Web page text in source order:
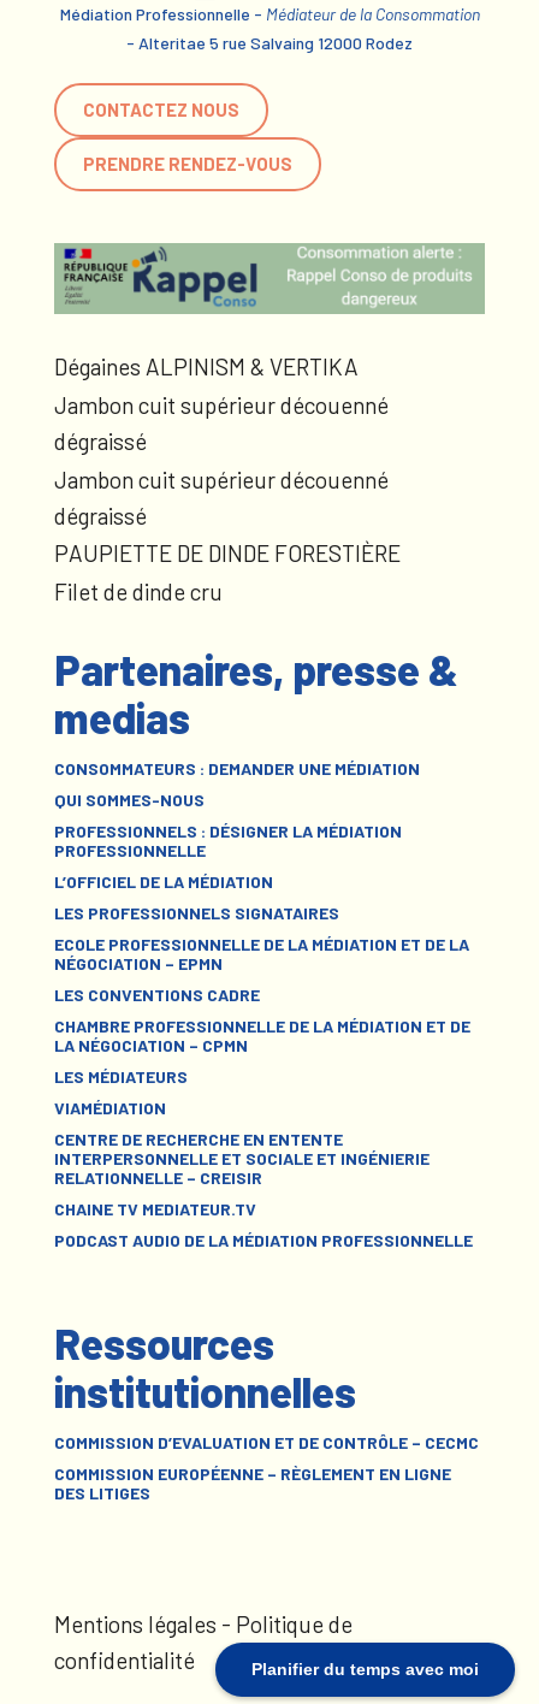
Planifier du temps avec moi
Médiation Professionnelle - Médiateur de la Consommation
- Alteritae 5 rue Salvaing 12000 Rodez
CONTACTEZ NOUS
PRENDRE RENDEZ-VOUS
Dégaines ALPINISM & VERTIKA
Jambon cuit supérieur découenné
dégraissé
Jambon cuit supérieur découenné
dégraissé
PAUPIETTE DE DINDE FORESTIÈRE
Filet de dinde cru
Partenaires, presse &
medias
CONSOMMATEURS : DEMANDER UNE MÉDIATION
QUI SOMMES-NOUS
PROFESSIONNELS : DÉSIGNER LA MÉDIATION
PROFESSIONNELLE
L’OFFICIEL DE LA MÉDIATION
LES PROFESSIONNELS SIGNATAIRES
ECOLE PROFESSIONNELLE DE LA MÉDIATION ET DE LA
NÉGOCIATION – EPMN
LES CONVENTIONS CADRE
CHAMBRE PROFESSIONNELLE DE LA MÉDIATION ET DE
LA NÉGOCIATION – CPMN
LES MÉDIATEURS
VIAMÉDIATION
CENTRE DE RECHERCHE EN ENTENTE
INTERPERSONNELLE ET SOCIALE ET INGÉNIERIE
RELATIONNELLE – CREISIR
CHAINE TV MEDIATEUR.TV
PODCAST AUDIO DE LA MÉDIATION PROFESSIONNELLE
Ressources
institutionnelles
COMMISSION D’EVALUATION ET DE CONTRÔLE – CECMC
COMMISSION EUROPÉENNE – RÈGLEMENT EN LIGNE
DES LITIGES
Mentions légales - Politique de
confidentialité